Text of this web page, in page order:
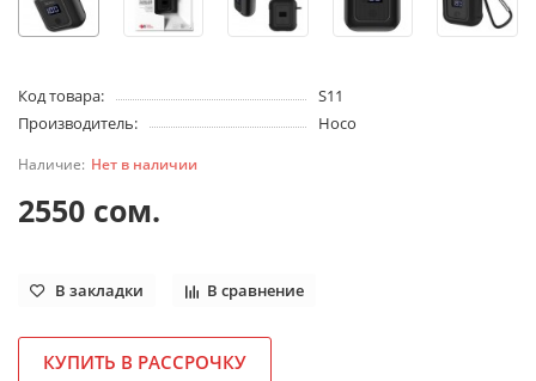
Код товара:
S11
Производитель:
Hoco
Нет в наличии
2550 сом.
В закладки В сравнение
КУПИТЬ В РАССРОЧКУ